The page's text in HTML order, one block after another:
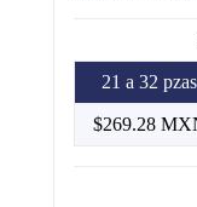
21 a 32 pzas
$269.28